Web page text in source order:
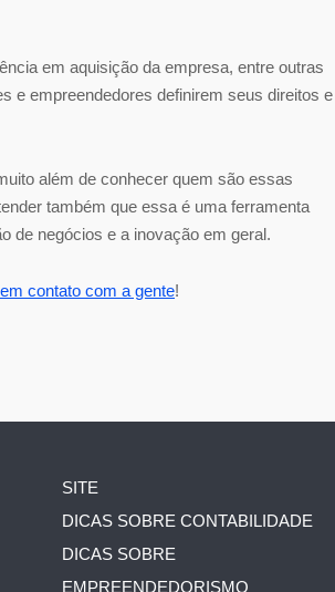
em aquisição da empresa, entre outras
e empreendedores definirem seus direitos e
além de conhecer quem são essas
também que essa é uma ferramenta
de negócios e a inovação em geral.
contato com a gente!
SITE
DICAS SOBRE CONTABILIDADE
DICAS SOBRE
EMPREENDEDORISMO